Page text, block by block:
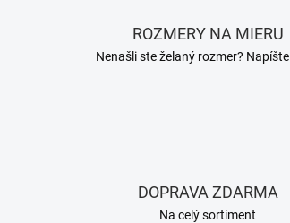
ROZMERY NA MIERU
Nenašli ste želaný rozmer?
DOPRAVA ZDARMA
Na celý sortiment